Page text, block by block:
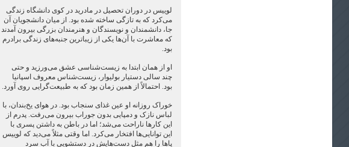
لوییس در دوران تحصیل در مادرید در کوی دانشگاه زندگی
می‌کرد که به تازگی ساخته شده بود. از میان دانشجویان آن
جا، دانشمندان و نویسندگان و هنرمندان بزرگی بیرون آمدند
که معاشرت با آن‌ها یکی از زیباترین جنبه‌های زندگی برادرم
بود.
او از همان ابتدا به زیست‌شناسی عشق می‌ورزید و حتی
چند سالی دستیار بولیوار، زیست‌شناس معروف اسپانیا
بود. احتمالاً از همین زمان بود که به طبیعت‌گرایی روی آورد.
خوراک روزانه او عین غذای سنجاب بود. در هوای یخ‌بندان، با
لباس نازک و دمپایی بدون جوراب بیرون می‌رفت. پدرم از
این کارها ناراحت می‌شد؛ اما در باطن به داشتن پسری با
این توانایی‌ها افتخار می‌کرد. اما وقتی مثلاً می‌دید که لوییس
پاها را هم مثل دست‌هایش در دستشویی با آب سرد